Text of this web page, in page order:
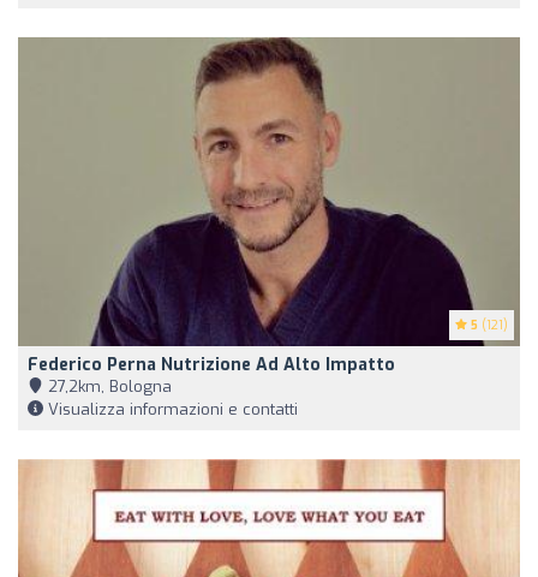
5 (121)
Federico Perna Nutrizione Ad Alto Impatto
27,2km, Bologna
Visualizza informazioni e contatti